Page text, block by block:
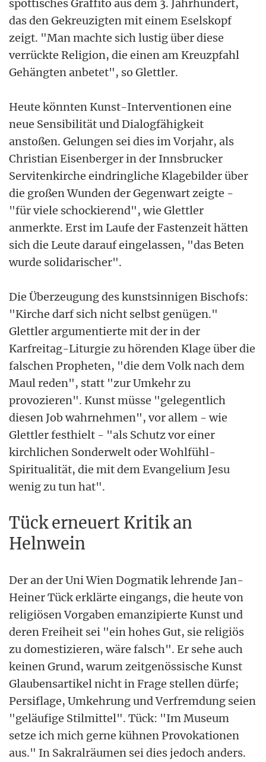
spöttisches Graffito aus dem 3. Jahrhundert,
das den Gekreuzigten mit einem Eselskopf
zeigt. "Man machte sich lustig über diese
verrückte Religion, die einen am Kreuzpfahl
Gehängten anbetet", so Glettler.
Heute könnten Kunst-Interventionen eine
neue Sensibilität und Dialogfähigkeit
anstoßen. Gelungen sei dies im Vorjahr, als
Christian Eisenberger in der Innsbrucker
Servitenkirche eindringliche Klagebilder über
die großen Wunden der Gegenwart zeigte -
"für viele schockierend", wie Glettler
anmerkte. Erst im Laufe der Fastenzeit hätten
sich die Leute darauf eingelassen, "das Beten
wurde solidarischer".
Die Überzeugung des kunstsinnigen Bischofs:
"Kirche darf sich nicht selbst genügen."
Glettler argumentierte mit der in der
Karfreitag-Liturgie zu hörenden Klage über die
falschen Propheten, "die dem Volk nach dem
Maul reden", statt "zur Umkehr zu
provozieren". Kunst müsse "gelegentlich
diesen Job wahrnehmen", vor allem - wie
Glettler festhielt - "als Schutz vor einer
kirchlichen Sonderwelt oder Wohlfühl-
Spiritualität, die mit dem Evangelium Jesu
wenig zu tun hat".
Tück erneuert Kritik an
Helnwein
Der an der Uni Wien Dogmatik lehrende Jan-
Heiner Tück erklärte eingangs, die heute von
religiösen Vorgaben emanzipierte Kunst und
deren Freiheit sei "ein hohes Gut, sie religiös
zu domestizieren, wäre falsch". Er sehe auch
keinen Grund, warum zeitgenössische Kunst
Glaubensartikel nicht in Frage stellen dürfe;
Persiflage, Umkehrung und Verfremdung seien
"geläufige Stilmittel". Tück: "Im Museum
setze ich mich gerne kühnen Provokationen
aus." In Sakralräumen sei dies jedoch anders.